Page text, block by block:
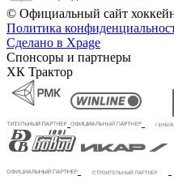
© Официальный сайт
Политика
Сделано в Xpage
Спонсоры и партнеры
ХК Трактор